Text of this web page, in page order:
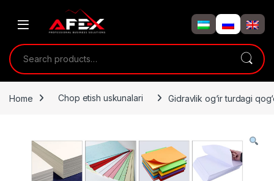
Search for:
Home Chop etish uskunalari Gidravlik og‘ir turdagi